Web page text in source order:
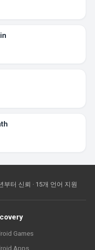
부터 신뢰 · 15개 언어 지원
Games
Apps